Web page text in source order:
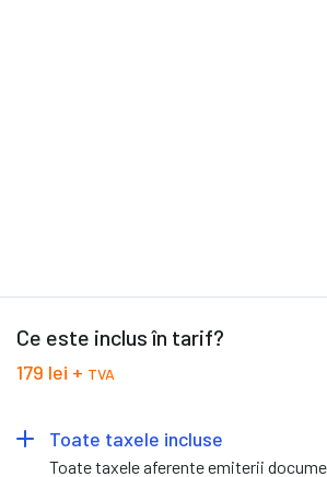
Ce este inclus în tarif?
179 lei + TVA
Toate taxele incluse
Toate taxele aferente emiterii